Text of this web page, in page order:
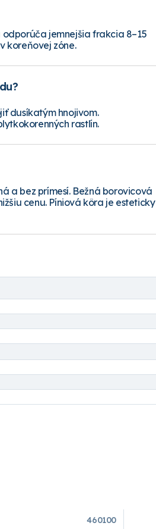
odporúča jemnejšia frakcia 8–15
koreňovej zóne.
dusíkatým hnojivom.
rastlín.
a bez prímesí. Bežná borovicová
cenu. Píniová kôra je esteticky
460100